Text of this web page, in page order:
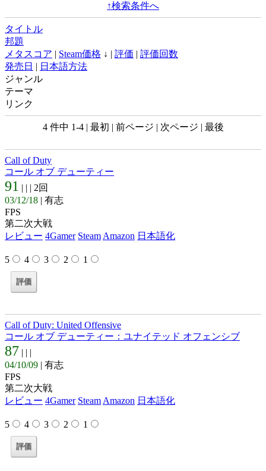
↑検索条件へ
タイトル
邦題
メタスコア | Steam価格 ↓ | 評価 | 評価回数
発売日 | 日本語方法
ジャンル
テーマ
リンク
4 件中 1-4 | 最初 | 前ページ | 次ページ | 最後
Call of Duty
コール オブ デューティー
91 | | | 2回
03/12/18 | 有志
FPS
第二次大戦
レビュー 4Gamer Steam Amazon 日本語化
5 4 3 2 1
Call of Duty: United Offensive
コール オブ デューティー：ユナイテッド オフェンシブ
87 | | |
04/10/09 | 有志
FPS
第二次大戦
レビュー 4Gamer Steam Amazon 日本語化
5 4 3 2 1